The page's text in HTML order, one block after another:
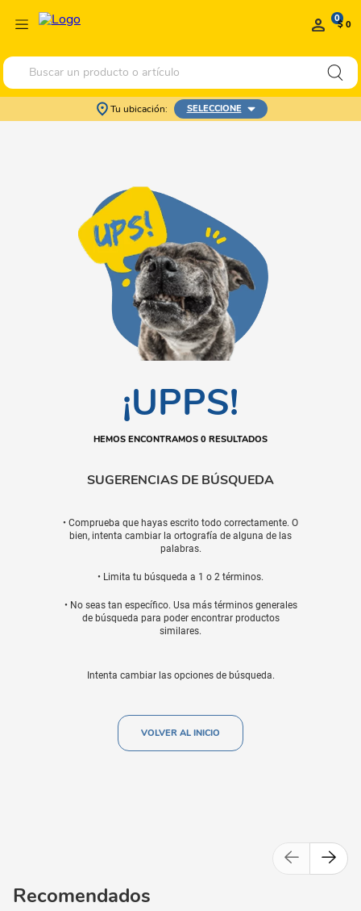
0$ 0
Buscar un producto o artículo
Tu ubicación: SELECCIONE
¡UPPS!
HEMOS ENCONTRAMOS 0 RESULTADOS
SUGERENCIAS DE BÚSQUEDA
• Comprueba que hayas escrito todo correctamente. O
bien, intenta cambiar la ortografía de alguna de las
palabras.
• Limita tu búsqueda a 1 o 2 términos.
• No seas tan específico. Usa más términos generales
de búsqueda para poder encontrar productos
similares.
Intenta cambiar las opciones de búsqueda.
VOLVER AL INICIO
Recomendados